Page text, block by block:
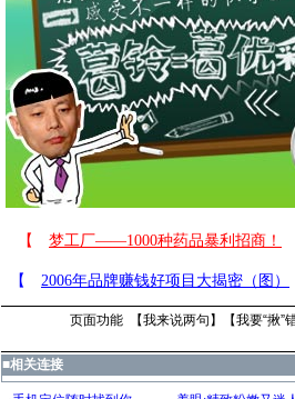
页面功能 【我来说两句 】【我要“揪”
■相关连接